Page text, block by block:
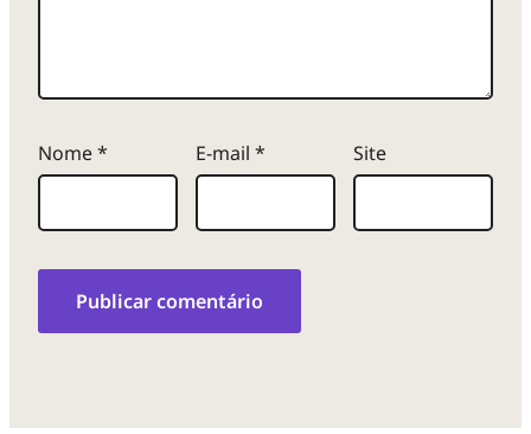
Nome* E-mail * Site